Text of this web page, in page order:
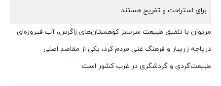
برای استراحت و تفریح هستند.
مریوان با تلفیق طبیعت سرسبز کوهستان‌های زاگرس، آب فیروزه‌ای
دریاچه زریبار و فرهنگ غنی مردم کرد، یکی از مقاصد اصلی
طبیعت‌گردی و گردشگری در غرب کشور است.